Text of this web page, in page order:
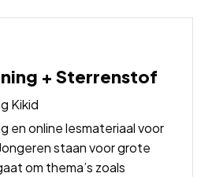
+ Sterrenstof
Kikid
en online lesmateriaal voor
staan voor grote
om thema’s zoals